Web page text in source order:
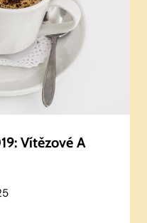
Vítězové A